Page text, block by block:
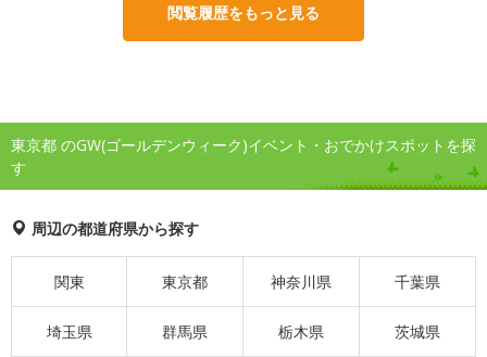
閲覧履歴をもっと見る
東京都 のGW(ゴールデンウィーク)イベント・おでかけスポットを探
す
周辺の都道府県から探す
関東 東京都 神奈川県 千葉県
埼玉県 群馬県 栃木県 茨城県